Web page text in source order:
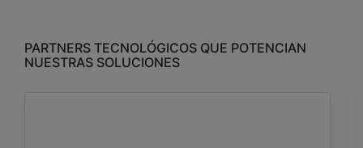
PARTNERS TECNOLÓGICOS QUE POTENCIAN
NUESTRAS SOLUCIONES